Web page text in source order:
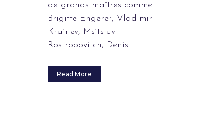
de grands maîtres comme
Brigitte Engerer, Vladimir
Krainev, Msitslav
Rostropovitch, Denis...
Read More